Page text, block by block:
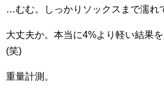
…むむ。しっかりソックスまで濡れ
大丈夫か。本当に4%より軽い結果
(笑)
重量計測。